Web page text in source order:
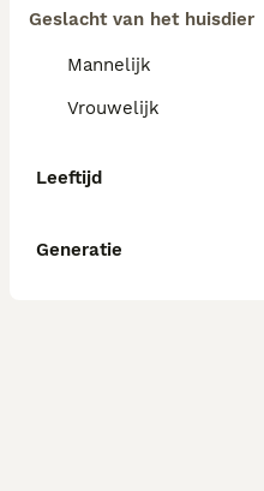
Geslacht van het huisdier
Mannelijk
Vrouwelijk
Leeftijd
Generatie